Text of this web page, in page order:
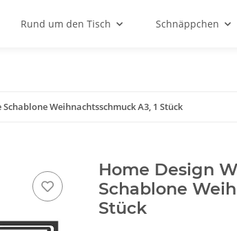
Rund um den Tisch Schnäppchen
Weihnachtsschmuck A3, 1 Stück
Home Design
Schablone
Stück